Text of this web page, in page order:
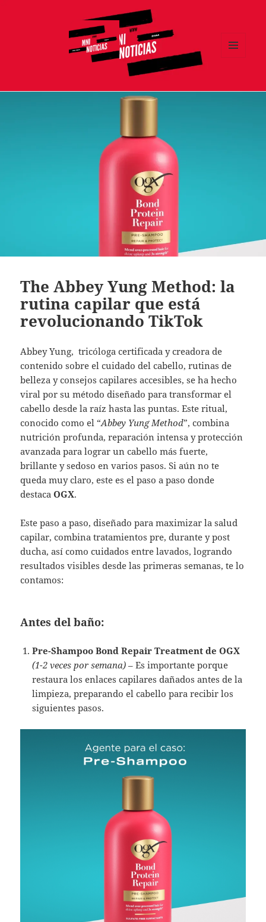
The Abbey Yung Method: la
rutina capilar que está
revolucionando TikTok
Abbey Yung, tricóloga certificada y creadora de
contenido sobre el cuidado del cabello, rutinas de
belleza y consejos capilares accesibles, se ha hecho
viral por su método diseñado para transformar el
cabello desde la raíz hasta las puntas. Este ritual,
conocido como el “Abbey Yung Method”, combina
nutrición profunda, reparación intensa y protección
avanzada para lograr un cabello más fuerte,
brillante y sedoso en varios pasos. Si aún no te
queda muy claro, este es el paso a paso donde
destacaOGX.
Este paso a paso, diseñado para maximizar la salud
capilar, combina tratamientos pre, durante y post
ducha, así como cuidados entre lavados, logrando
resultados visibles desde las primeras semanas, te lo
contamos:
Antes del baño:
Pre-Shampoo Bond Repair Treatment de OGX
(1-2 veces por semana) – Es importante porque
restaura los enlaces capilares dañados antes de la
limpieza, preparando el cabello para recibir los
siguientes pasos.